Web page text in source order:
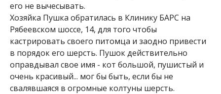
его не вычесывать.
Хозяйка Пушка обратилась в Клинику БАРС на
Рябеевском шоссе, 14, для того чтобы
кастрировать своего питомца и заодно привести
в порядок его шерсть. Пушок действительно
оправдывал свое имя - кот большой, пушистый и
очень красивый... мог бы быть, если бы не
свалявшаяся в огромные колтуны шерсть.